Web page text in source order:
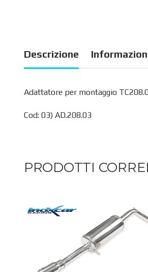
Descrizione
Adattatore per montaggio
Cod: 03) AD.208.03
PRODOTTI